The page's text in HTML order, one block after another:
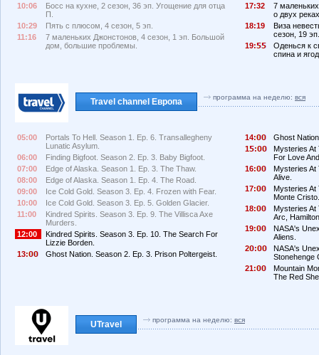
10:06
Босс на кухне, 2 сезон, 36 эп. Угощение для отца
П.
10:29
Пять с плюсом, 4 сезон, 5 эп.
11:16
7 маленьких Джонстонов, 4 сезон, 1 эп. Большой
дом, большие проблемы.
17:32
7
о двух
18:19
Виза
сезон, 19
19:
Оденься к
спина и
Travel channel Европа программа на неделю: вся
05:00
Portals To Hell. Season 1. Ep. 6. Transallegheny
Lunatic Asylum.
06:00
Finding Bigfoot. Season 2. Ep. 3. Baby Bigfoot.
07:00
Edge of Alaska. Season 1. Ep. 3. The Thaw.
08:00
Edge of Alaska. Season 1. Ep. 4. The Road.
09:00
Ice Cold Gold. Season 3. Ep. 4. Frozen with Fear.
10:00
Ice Cold Gold. Season 3. Ep. 5. Golden Glacier.
11:00
Kindred Spirits. Season 3. Ep. 9. The Villisca Axe
Murders.
12:00
Kindred Spirits. Season 3. Ep. 10. The Search For
Lizzie Borden.
13:
Ghost Nation. Season 2. Ep. 3. Prison Poltergeist.
14:
Ghost
1
:
Mysteries At
For Love
16:
Mysteries At
Alive.
17:
Mysteries At
Monte Cristo.
18:
Mysteries At
Arc,
19:
NASA's
Aliens.
2
:
NASA's
Stonehenge
21:
Mountain
The Red
UTravel программа на неделю: вся